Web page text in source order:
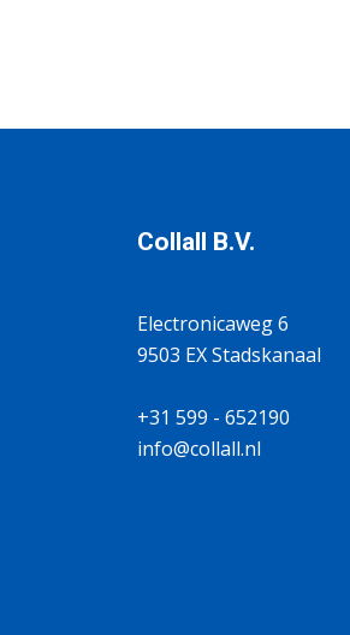
Collall B.V.
Electronicaweg 6
9503 EX Stadskanaal
+31 599 - 652190
info@collall.nl